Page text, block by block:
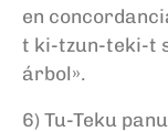
en
t ki-tzun-teki-t
árbol».
6) Tu-Teku